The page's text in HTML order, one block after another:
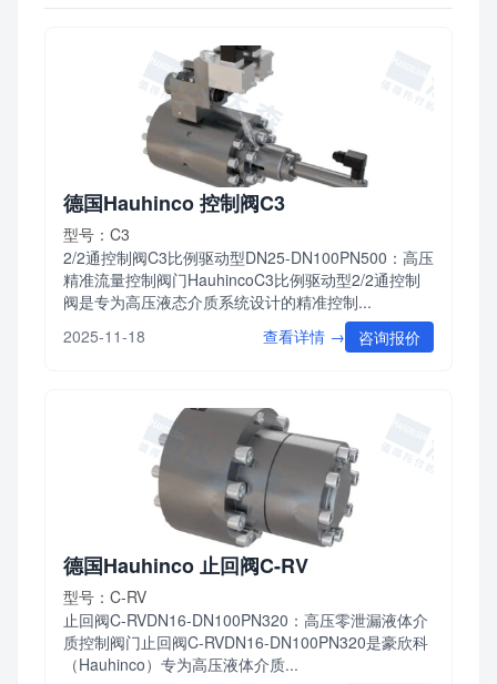
德国Hauhinco 控制阀C3
型号：C3
2/2通控制阀C3比例驱动型DN25-DN100PN500：高压
精准流量控制阀门HauhincoC3比例驱动型2/2通控制
阀是专为高压液态介质系统设计的精准控制...
2025-11-18
查看详情 → 咨询报价
德国Hauhinco 止回阀C-RV
型号：C-RV
止回阀C-RVDN16-DN100PN320：高压零泄漏液体介
质控制阀门止回阀C-RVDN16-DN100PN320是豪欣科
（Hauhinco）专为高压液体介质...